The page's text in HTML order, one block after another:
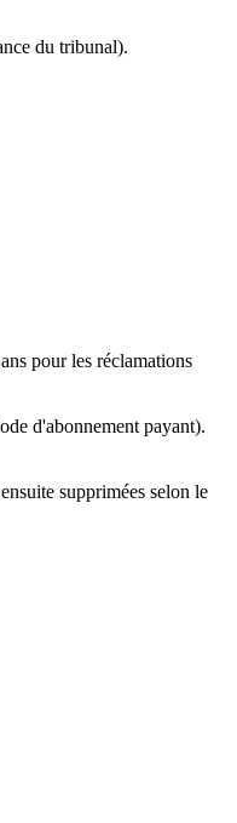
du tribunal).
pour les réclamations
d'abonnement payant).
supprimées selon le